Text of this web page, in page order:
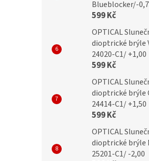
Blueblocker/-
599 Kč
OPTICAL
dioptrické brýle
24020-C1/ +1,00
599 Kč
OPTICAL
dioptrické brýle
24414-C1/ +1,50
599 Kč
OPTICAL
dioptrické brýle
25201-C1/ -2,00
čočkou flex R11D
MONTANA
Dioptrické
asférickou
+3,50
299 Kč